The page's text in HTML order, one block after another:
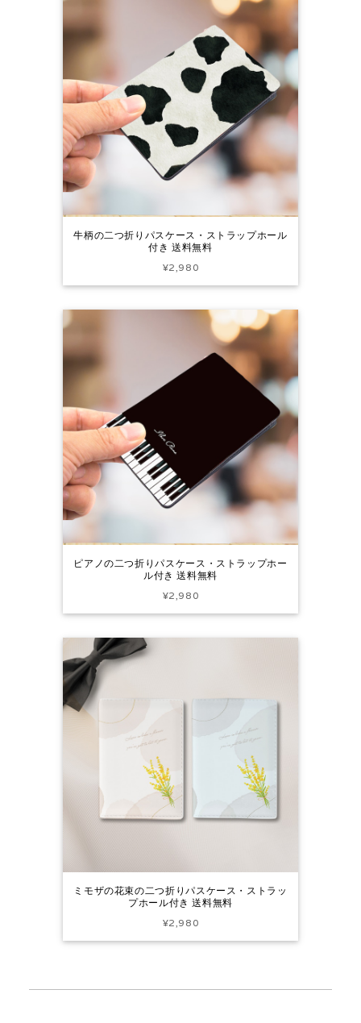
牛柄の二つ折りパスケース・ストラップホール
付き 送料無料
¥2,980
ピアノの二つ折りパスケース・ストラップホー
ル付き 送料無料
¥2,980
ミモザの花束の二つ折りパスケース・ストラッ
プホール付き 送料無料
¥2,980